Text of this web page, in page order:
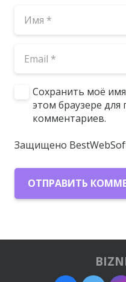
Сохранить моё
этом браузере
комментариев.
Защищено
ОТПРАВИТЬ